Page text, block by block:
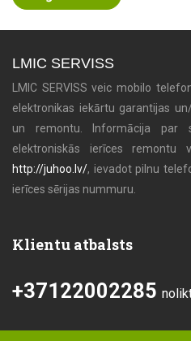
LMIC SERVISS
LMIC SERVISS veic mobilo
elektronikas iekārtu garantijas
un remontu. Informācija par
elektroniskās ierīces remontu
http://juhoo.lv/, ievadot pilnu
ierīces sērijas nummuru.
Klientu atbalsts
+37122002285